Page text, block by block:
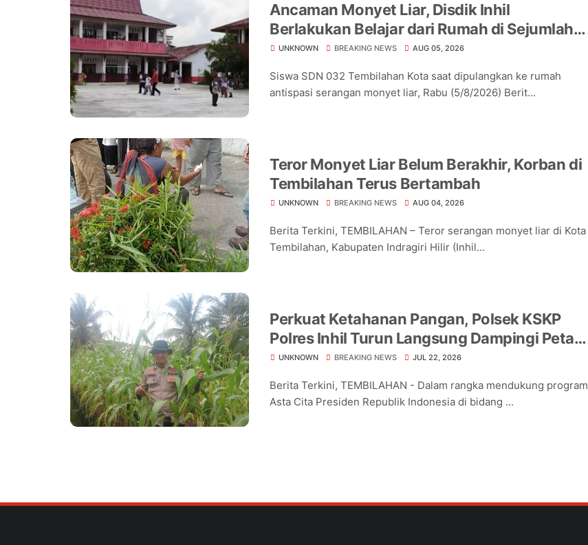
Ancaman Monyet Liar, Disdik Inhil
Berlakukan Belajar dari Rumah di Sejumlah
Sekolah Tembilahan
UNKNOWN BREAKING NEWS AUG 05, 2026
Siswa SDN 032 Tembilahan Kota saat dipulangkan ke rumah
antispasi serangan monyet liar, Rabu (5/8/2026) Berit...
Teror Monyet Liar Belum Berakhir, Korban di
Tembilahan Terus Bertambah
UNKNOWN BREAKING NEWS AUG 04, 2026
Berita Terkini, TEMBILAHAN – Teror serangan monyet liar di Kota
Tembilahan, Kabupaten Indragiri Hilir (Inhil...
Perkuat Ketahanan Pangan, Polsek KSKP
Polres Inhil Turun Langsung Dampingi Petani
Jagung Pekan Arba
UNKNOWN BREAKING NEWS JUL 22, 2026
Berita Terkini, TEMBILAHAN - Dalam rangka mendukung program
Asta Cita Presiden Republik Indonesia di bidang ...